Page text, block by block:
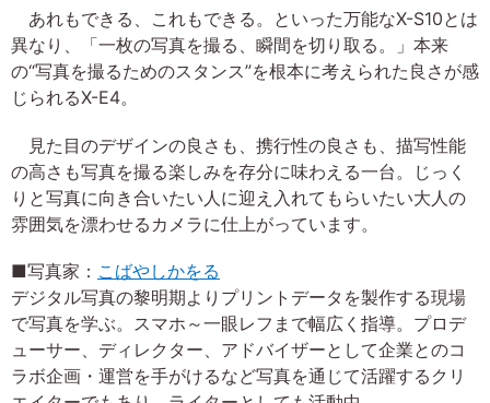
あれもできる、これもできる。といった万能なX-S10とは
異なり、「一枚の写真を撮る、瞬間を切り取る。」本来
の“写真を撮るためのスタンス”を根本に考えられた良さが感
じられるX-E4。
見た目のデザインの良さも、携行性の良さも、描写性能
の高さも写真を撮る楽しみを存分に味わえる一台。じっく
りと写真に向き合いたい人に迎え入れてもらいたい大人の
雰囲気を漂わせるカメラに仕上がっています。
■写真家： こばやしかをる
デジタル写真の黎明期よりプリントデータを製作する現場
で写真を学ぶ。スマホ～一眼レフまで幅広く指導。プロデ
ューサー、ディレクター、アドバイザーとして企業とのコ
ラボ企画・運営を手がけるなど写真を通じて活躍するクリ